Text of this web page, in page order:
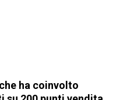
ha coinvolto